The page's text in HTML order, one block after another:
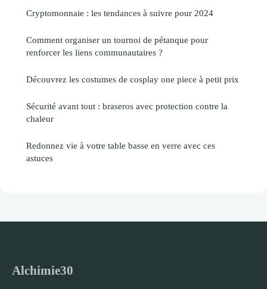
Cryptomonnaie : les tendances à suivre pour 2024
Comment organiser un tournoi de pétanque pour
renforcer les liens communautaires ?
Découvrez les costumes de cosplay one piece à petit prix
Sécurité avant tout : braseros avec protection contre la
chaleur
Redonnez vie à votre table basse en verre avec ces
astuces
Alchimie30